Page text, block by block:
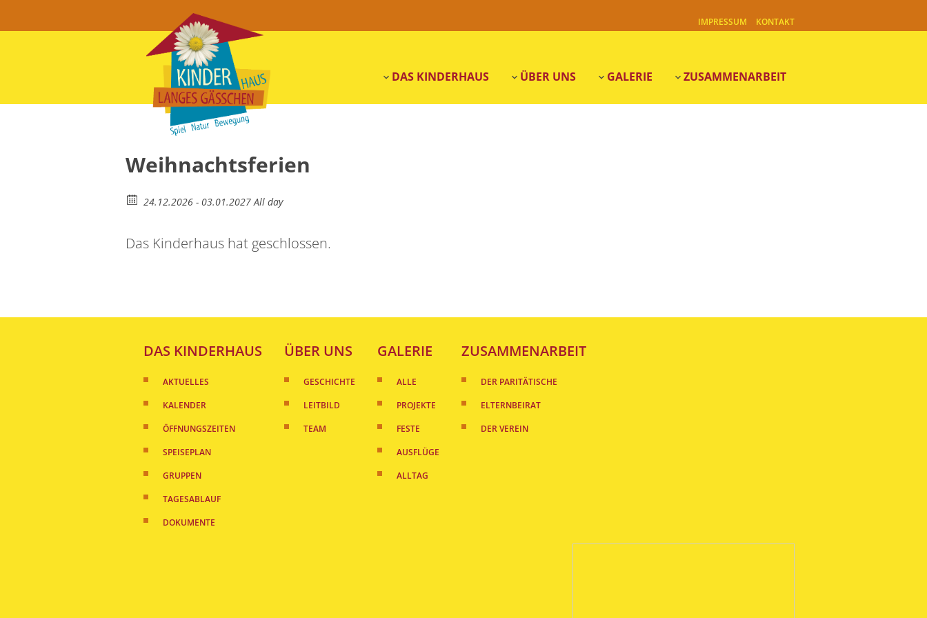
IMPRESSUM KONTAKT
DAS KINDERHAUS ÜBER UNS GALERIE ZUSAMMENARBEIT
Weihnachtsferien
24.12.2026 - 03.01.2027 All day
Das Kinderhaus hat geschlossen.
DAS KINDERHAUS
AKTUELLES
KALENDER
ÖFFNUNGSZEITEN
SPEISEPLAN
GRUPPEN
TAGESABLAUF
DOKUMENTE
ÜBER UNS
GESCHICHTE
LEITBILD
TEAM
GALERIE
ALLE
PROJEKTE
FESTE
AUSFLÜGE
ALLTAG
ZUSAMMENARBEIT
DER PARITÄTISCHE
ELTERNBEIRAT
DER VEREIN